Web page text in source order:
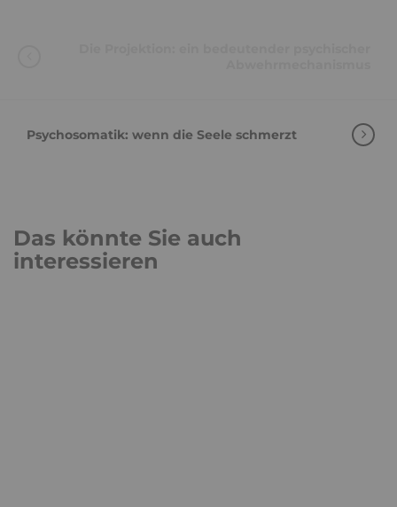
Psychosomatik: wenn die Seele schmerzt
Das könnte Sie auch
interessieren